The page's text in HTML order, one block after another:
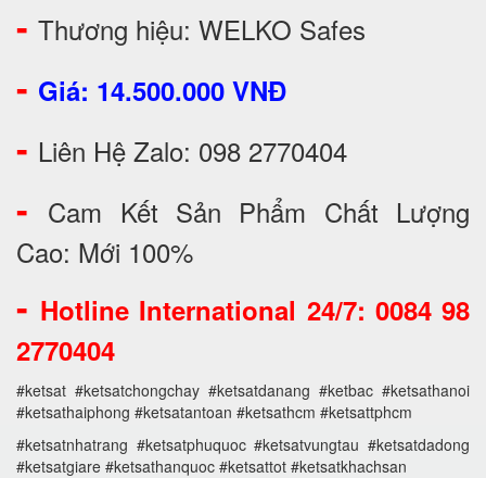
- Thương hiệu: WELKO Safes
- Giá: 14.500.000 VNĐ
- Liên Hệ Zalo: 098 2770404
- Cam Kết Sản Phẩm Chất Lượng
Cao: Mới 100%
- Hotline International 24/7: 0084 98
2770404
#ketsat #ketsatchongchay #ketsatdanang #ketbac #ketsathanoi
#ketsathaiphong #ketsatantoan #ketsathcm #ketsattphcm
#ketsatnhatrang #ketsatphuquoc #ketsatvungtau #ketsatdadong
#ketsatgiare #ketsathanquoc #ketsattot #ketsatkhachsan